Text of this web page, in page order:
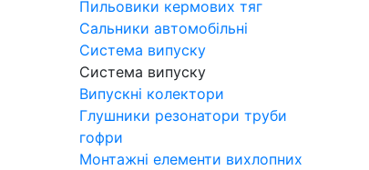
Пильовики кермових тяг
Сальники автомобільні
Система випуску
Система випуску
Випускні колектори
Глушники резонатори труби
гофри
Монтажні елементи вихлопних